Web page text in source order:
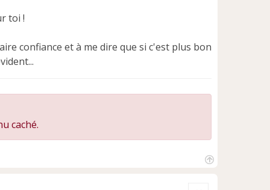
toi !
confiance et à me dire que si c'est plus bon
caché.